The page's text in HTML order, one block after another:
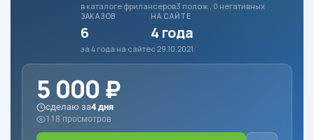
в каталоге фрилансеров3 полож., 0 негативных
ЗАКАЗОВ
6
за 4 года на сайте
НА САЙТЕ
4 года
с 29.10.2021
5 000 ₽
сделаю за4 дня
118 просмотров